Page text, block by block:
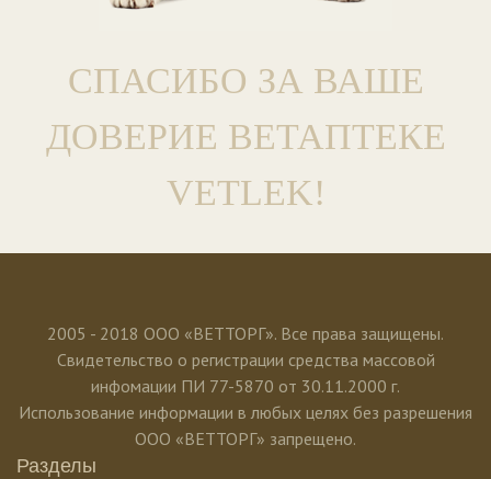
СПАСИБО ЗА ВАШЕ
ДОВЕРИЕ ВЕТАПТЕКЕ
VETLEK!
2005 - 2018 ООО «ВЕТТОРГ». Все права защищены.
Свидетельство о регистрации средства массовой
инфомации ПИ 77-5870 от 30.11.2000 г.
Использование информации в любых целях без разрешения
ООО «ВЕТТОРГ» запрещено.
Разделы